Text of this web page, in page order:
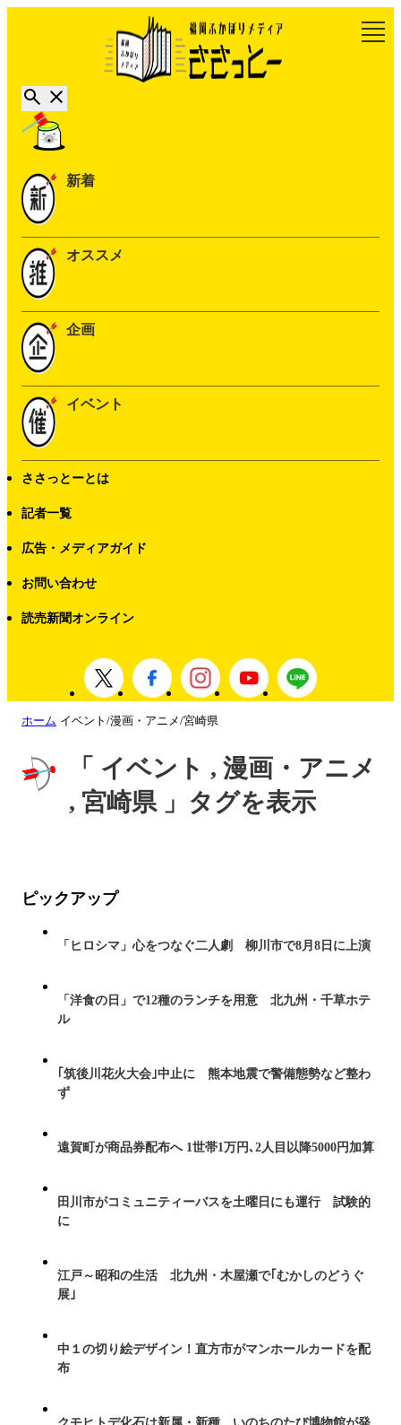
新着
オススメ
企画
イベント
ささっとーとは
記者一覧
広告・メディアガイド
お問い合わせ
読売新聞オンライン
ホーム イベント/漫画・アニメ/宮崎県
「 イベント , 漫画・アニメ
, 宮崎県 」タグを表示
ピックアップ
「ヒロシマ」心をつなぐ二人劇 柳川市で8月8日に上演
「洋食の日」で12種のランチを用意 北九州・千草ホテ
ル
｢筑後川花火大会｣中止に 熊本地震で警備態勢など整わ
ず
遠賀町が商品券配布へ 1世帯1万円､2人目以降5000円加算
田川市がコミュニティーバスを土曜日にも運行 試験的
に
江戸～昭和の生活 北九州・木屋瀬で｢むかしのどうぐ
展｣
中１の切り絵デザイン！直方市がマンホールカードを配
布